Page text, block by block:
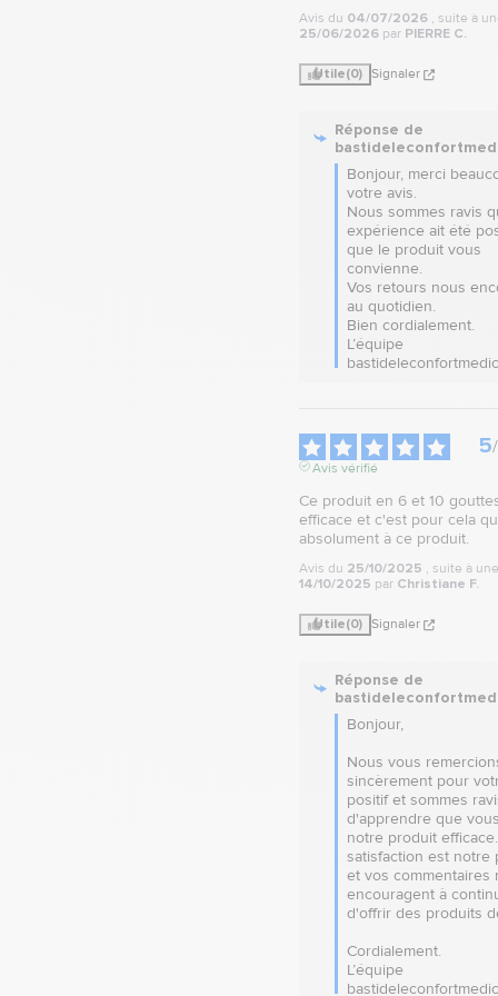
Avis du 04/07/2026 , suite à
25/06/2026 par PIERRE C.
Utile(0) Signaler
Réponse de
Bonjour, merci
votre avis.
Nous sommes ravis
expérience ait été
que le produit vous
convienne.
Vos retours nous
au quotidien.
Bien cordialement.
L’équipe
5/
Avis vérifié
Ce produit en 6 et 10
efficace et c'est pour cela
absolument à ce produit.
Avis du 25/10/2025 , suite à
14/10/2025 par Christiane F.
Utile(0) Signaler
Réponse de
Bonjour,
Nous vous
sincèrement pour
positif et sommes
d'apprendre que
notre produit
satisfaction est notre
et vos commentaires
encouragent à
d'offrir des produits
Cordialement.
L’équipe